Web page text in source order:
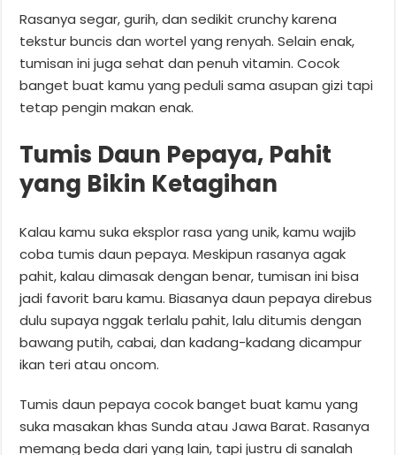
Rasanya segar, gurih, dan sedikit crunchy karena
tekstur buncis dan wortel yang renyah. Selain enak,
tumisan ini juga sehat dan penuh vitamin. Cocok
banget buat kamu yang peduli sama asupan gizi tapi
tetap pengin makan enak.
Tumis Daun Pepaya, Pahit
yang Bikin Ketagihan
Kalau kamu suka eksplor rasa yang unik, kamu wajib
coba tumis daun pepaya. Meskipun rasanya agak
pahit, kalau dimasak dengan benar, tumisan ini bisa
jadi favorit baru kamu. Biasanya daun pepaya direbus
dulu supaya nggak terlalu pahit, lalu ditumis dengan
bawang putih, cabai, dan kadang-kadang dicampur
ikan teri atau oncom.
Tumis daun pepaya cocok banget buat kamu yang
suka masakan khas Sunda atau Jawa Barat. Rasanya
memang beda dari yang lain, tapi justru di sanalah